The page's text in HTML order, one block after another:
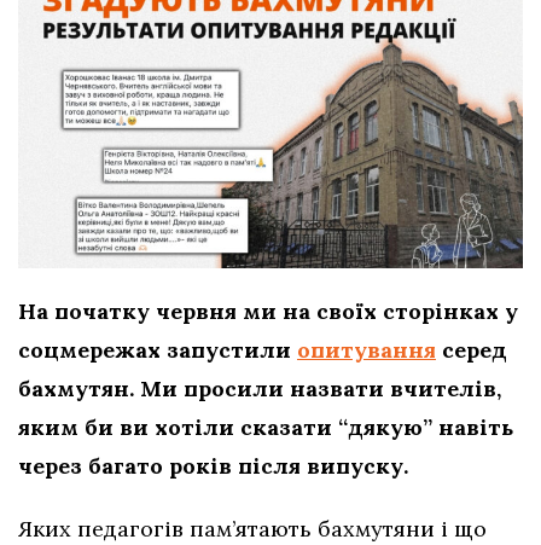
На початку червня ми на своїх сторінках у
соцмережах запустили опитування серед
бахмутян. Ми просили назвати вчителів,
яким би ви хотіли сказати “дякую” навіть
через багато років після випуску.
Яких педагогів пам’ятають бахмутяни і що